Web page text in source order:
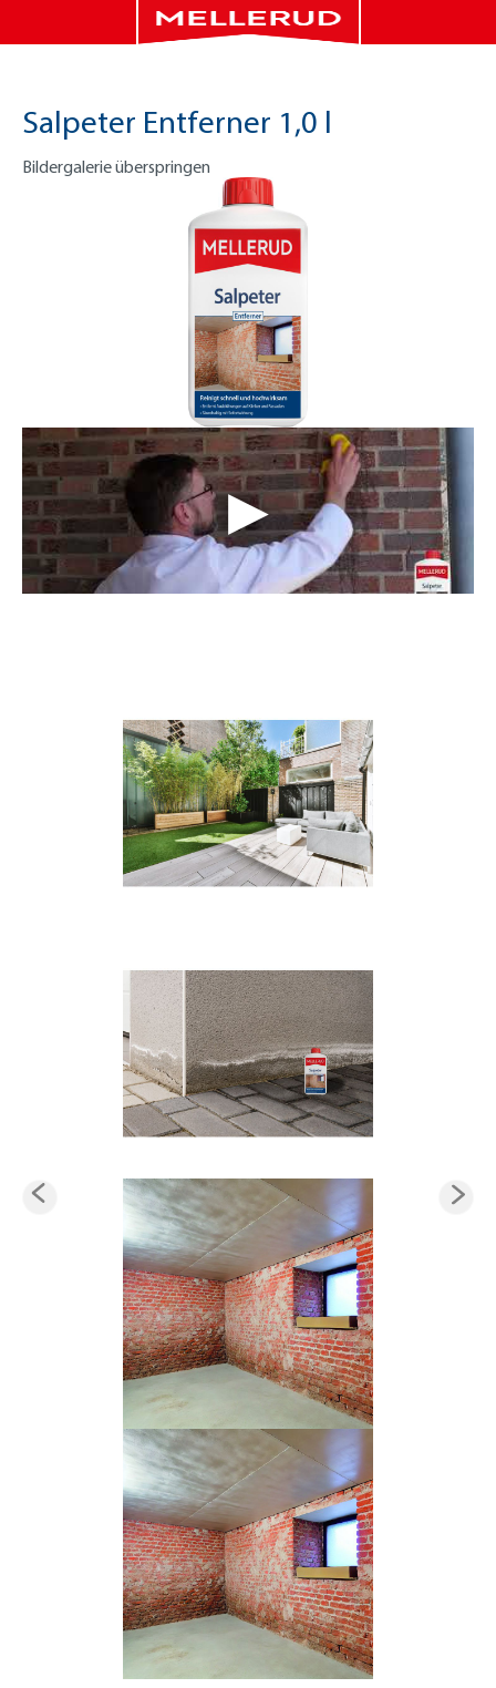
Salpeter Entferner 1,0 l
Bildergalerie überspringen